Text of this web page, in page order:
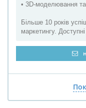
• 3D-моделювання та
Більше 10 років
маркетингу.